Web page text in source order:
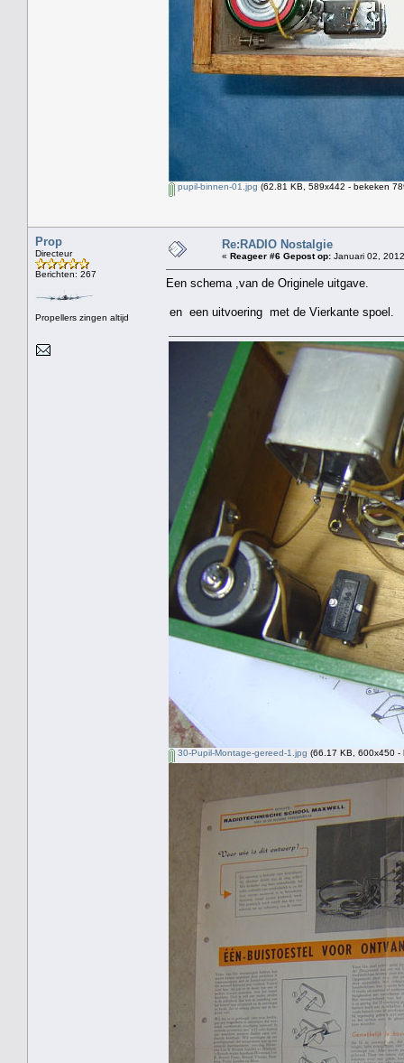
pupil-binnen-01.jpg (62.81 KB, 589x442 - bekeken
Prop
Directeur
Berichten: 267
Propellers zingen altijd
Re:RADIO Nostalgie
« Reageer #6 Gepost op: Januari 02,
Een schema ,van de Originele uitgave.
en een uitvoering met de Vierkante spoel.
30-Pupil-Montage-gereed-1.jpg (66.17 KB, 600x450 -